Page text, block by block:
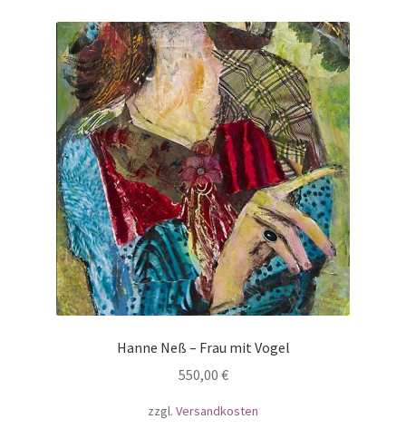
Hanne Neß – Frau mit Vogel
550,00 €
zzgl. Versandkosten